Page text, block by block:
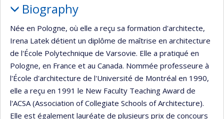
Biography
Née en Pologne, où elle a reçu sa formation d'architecte,
Irena Latek détient un diplôme de maîtrise en architecture
de l'École Polytechnique de Varsovie. Elle a pratiqué en
Pologne, en France et au Canada. Nommée professeure à
l'École d'architecture de l'Université de Montréal en 1990,
elle a reçu en 1991 le New Faculty Teaching Award de
l'ACSA (Association of Collegiate Schools of Architecture).
Elle est également lauréate de plusieurs prix de concours